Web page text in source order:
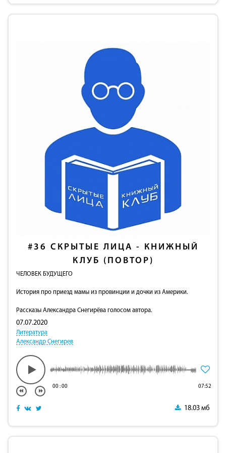
#36 СКРЫТЫЕ ЛИЦА - КНИЖНЫЙ
КЛУБ (ПОВТОР)
ЧЕЛОВЕК БУДУЩЕГО
История про приезд мамы из провинции и дочки из Америки.
Рассказы Александра Снегирёва голосом автора.
07.07.2020
Литература
Александр Снегирев
00:00 07:52
18.03 мб